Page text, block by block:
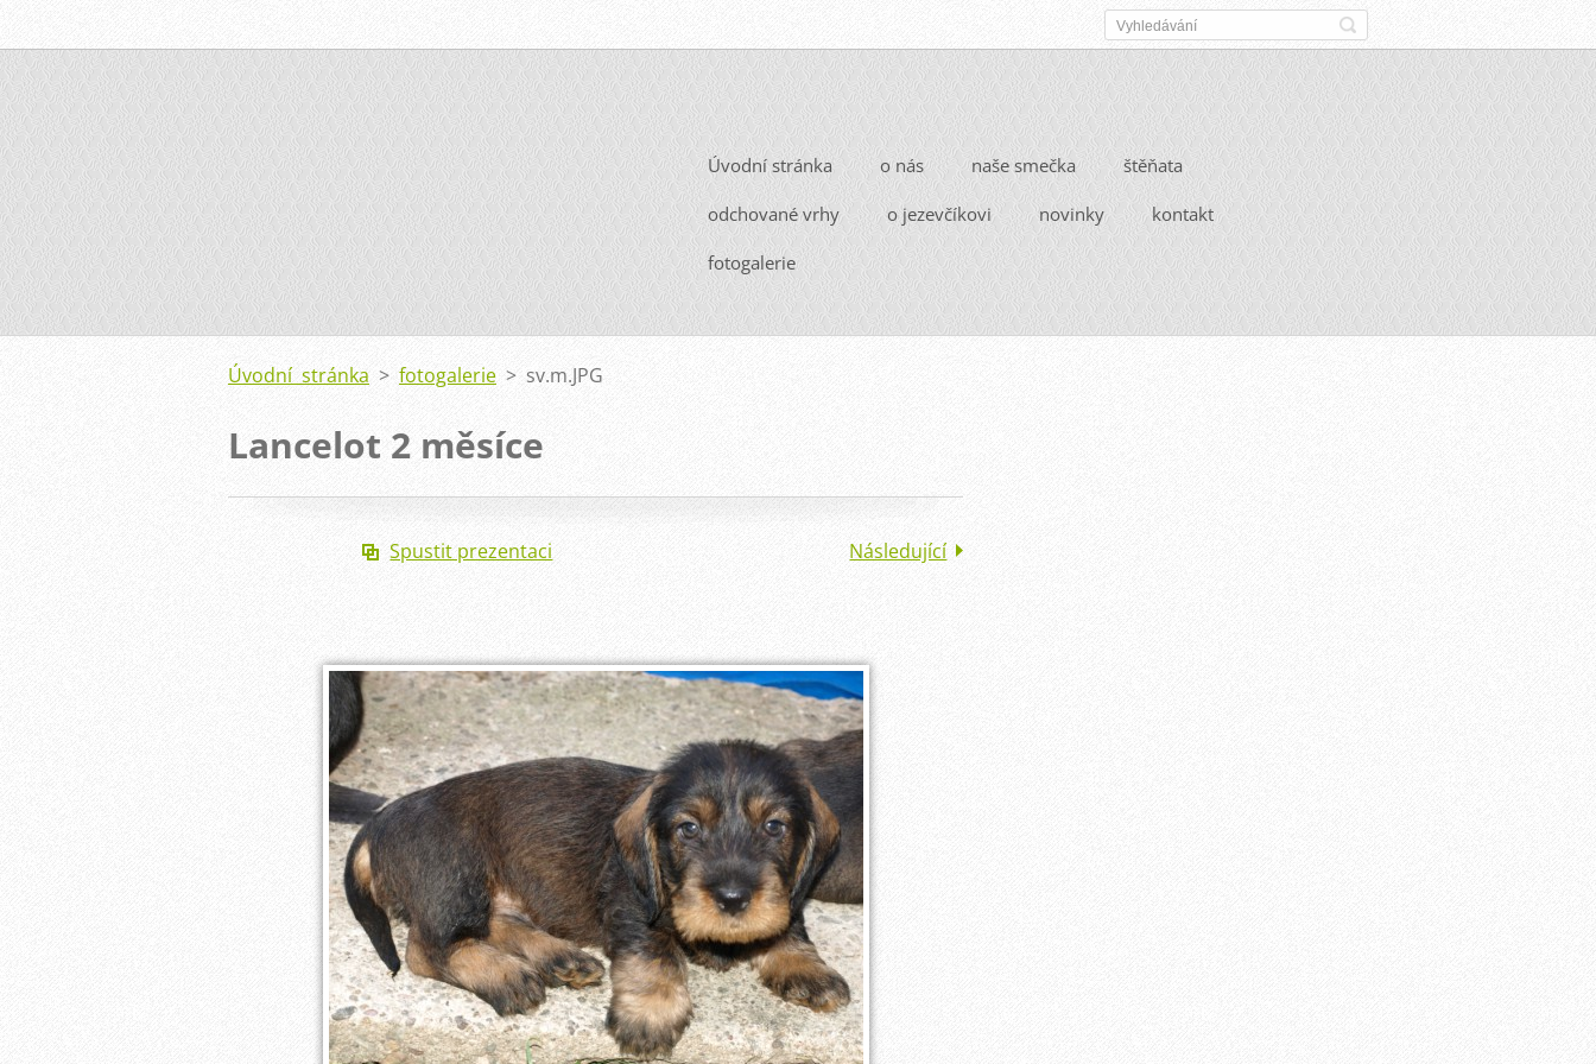
Úvodní stránka o nás naše smečka štěňata
odchované vrhy o jezevčíkovi novinky kontakt
fotogalerie
Úvodní stránka > fotogalerie > sv.m.JPG
Lancelot 2 měsíce
Spustit prezentaci Následující